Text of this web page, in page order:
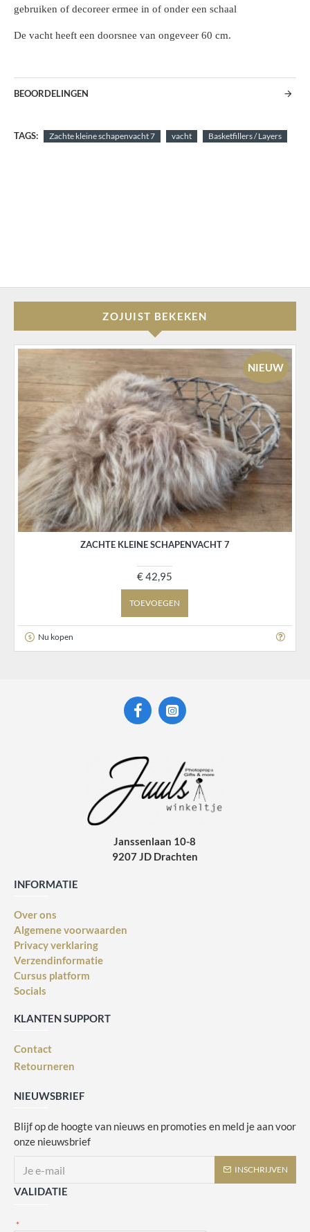
gebruiken of decoreer ermee in of onder een schaal
De vacht heeft een doorsnee van ongeveer 60 cm.
BEOORDELINGEN
TAGS: Zachte kleine schapenvacht 7 vacht Basketfillers / Layers
ZOJUIST BEKEKEN
NIEUW
ZACHTE KLEINE SCHAPENVACHT 7
€ 42,95
TOEVOEGEN
Nu kopen
Janssenlaan 10-8
9207 JD Drachten
INFORMATIE
Over ons
Algemene voorwaarden
Privacy verklaring
Verzendinformatie
Cursus platform
Socials
KLANTEN SUPPORT
Contact
Retourneren
NIEUWSBRIEF
Blijf op de hoogte van nieuws en promoties en meld je aan voor
onze nieuwsbrief
INSCHRIJVEN
VALIDATIE